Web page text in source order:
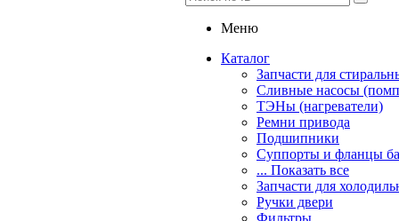
Меню
Каталог
Запчасти для
Сливные насосы
ТЭНы (нагреватели)
Ремни привода
Подшипники
Суппорты и фланцы
... Показать все
Запчасти для
Ручки двери
Фильтры